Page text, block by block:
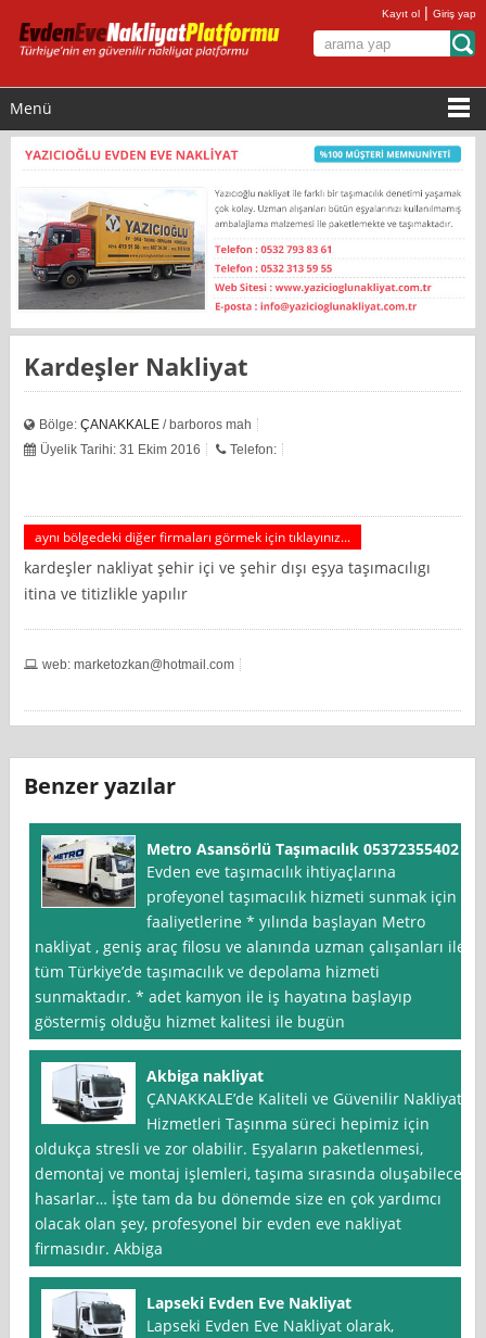
Kayıt ol |Giriş yap
Menü
Kardeşler Nakliyat
Bölge:ÇANAKKALE / barboros mah
Üyelik Tarihi: 31 Ekim 2016
Telefon:
aynı bölgedeki diğer firmaları görmek için tıklayınız...
kardeşler nakliyat şehir içi ve şehir dışı eşya taşımacılıgı
itina ve titizlikle yapılır
web:marketozkan@hotmail.com
Benzer yazılar
Metro Asansörlü Taşımacılık 05372355402
Evden eve taşımacılık ihtiyaçlarına
profeyonel taşımacılık hizmeti sunmak için
faaliyetlerine * yılında başlayan Metro
nakliyat , geniş araç filosu ve alanında uzman çalışanları ile
tüm Türkiye’de taşımacılık ve depolama hizmeti
sunmaktadır. * adet kamyon ile iş hayatına başlayıp
göstermiş olduğu hizmet kalitesi ile bugün
Akbiga nakliyat
ÇANAKKALE’de Kaliteli ve Güvenilir Nakliyat
Hizmetleri Taşınma süreci hepimiz için
oldukça stresli ve zor olabilir. Eşyaların paketlenmesi,
demontaj ve montaj işlemleri, taşıma sırasında oluşabilecek
hasarlar… İşte tam da bu dönemde size en çok yardımcı
olacak olan şey, profesyonel bir evden eve nakliyat
firmasıdır. Akbiga
Lapseki Evden Eve Nakliyat
Lapseki Evden Eve Nakliyat olarak,